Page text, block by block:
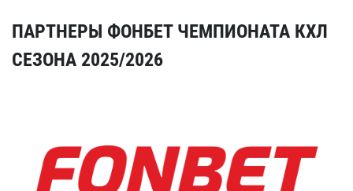
ПАРТНЕРЫ ФОНБЕТ ЧЕМПИОНАТА КХЛ
СЕЗОНА 2025/2026